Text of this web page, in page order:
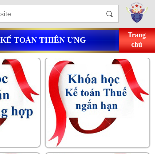
KẾ TOÁN THIÊN ƯNG
Trang
chủ